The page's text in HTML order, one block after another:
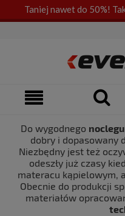
Taniej nawet do 50%!
Do wygodnego noclegu
dobry i dopasowany
Niezbędny jest też
odeszły już czasy
materacu kąpielowym,
Obecnie do produkcji
materiałów